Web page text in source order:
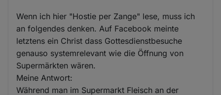
Wenn ich hier "Hostie per Zange" lese, muss ich
an folgendes denken. Auf Facebook meinte
letztens ein Christ dass Gottesdienstbesuche
genauso systemrelevant wie die Öffnung von
Supermärkten wären.
Meine Antwort:
Während man im Supermarkt Fleisch an der